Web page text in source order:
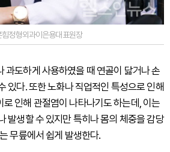
힘정형외과이은용대표원장
과도하게 사용하였을 때 연골이 닳거나 손
있다. 또한 노화나 직업적인 특성으로 인해
인해 관절염이 나타나기도 하는데, 이는
발생할 수 있지만 특히나 몸의 체중을 감당
무릎에서 쉽게 발생한다.